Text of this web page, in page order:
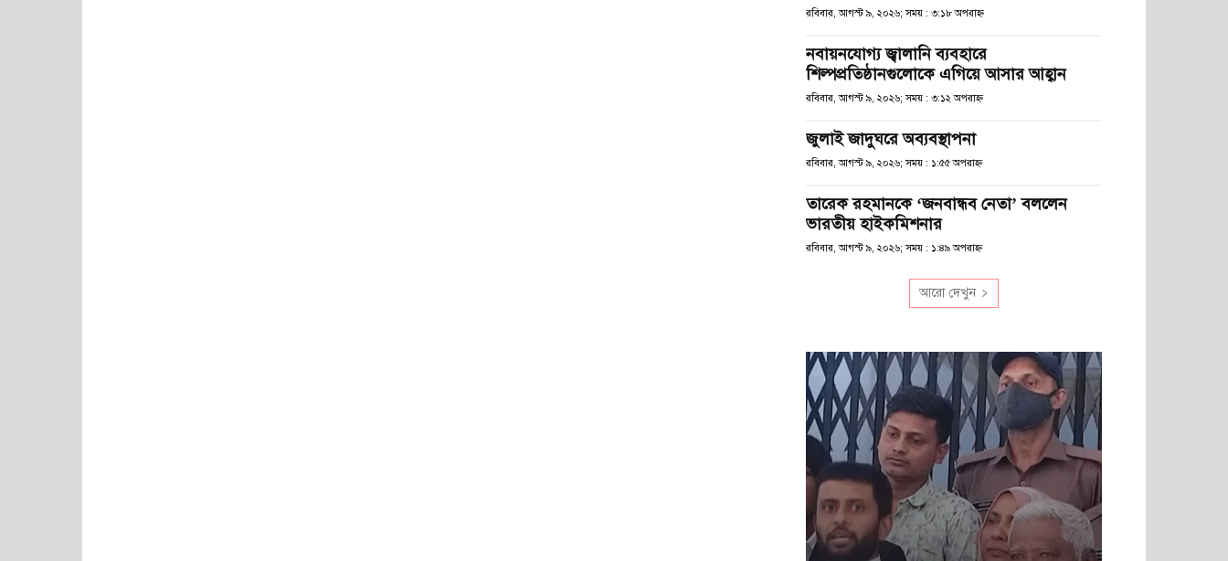
রবিবার, আগস্ট ৯, ২০২৬; সময় : ৩:১৮ অপরাহ্ণ
নবায়নযোগ্য জ্বালানি ব্যবহারে
শিল্পপ্রতিষ্ঠানগুলোকে এগিয়ে আসার আহ্বান
রবিবার, আগস্ট ৯, ২০২৬; সময় : ৩:১২ অপরাহ্ণ
জুলাই জাদুঘরে অব্যবস্থাপনা
রবিবার, আগস্ট ৯, ২০২৬; সময় : ১:৫৫ অপরাহ্ণ
তারেক রহমানকে ‘জনবান্ধব নেতা’ বললেন
ভারতীয় হাইকমিশনার
রবিবার, আগস্ট ৯, ২০২৬; সময় : ১:৪৯ অপরাহ্ণ
আরো দেখুন